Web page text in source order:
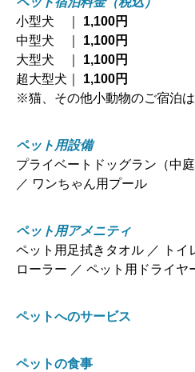
小型犬 ｜ 1,100円
中型犬 ｜ 1,100円
大型犬 ｜ 1,100円
超大型犬｜ 1,100円
※猫、その他小動物のご宿泊は
ペット用設備
プライベートドッグラン（中
／ ワンちゃん用プール
ペット用アメニティ
ペット用足拭きタオル ／ トイ
ローラー ／ ペット用ドライヤ
ペットへのサービス
ペットの食事